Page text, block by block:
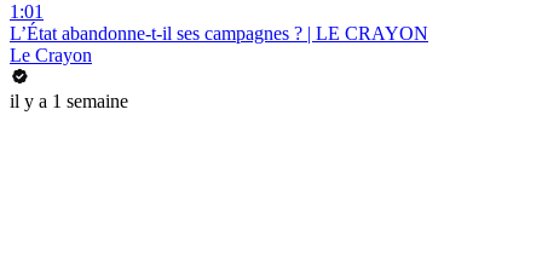
1:01
L’État abandonne-t-il ses campagnes ? | LE CRAYON
Le Crayon
il y a 1 semaine